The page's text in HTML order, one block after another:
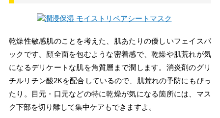
乾燥性敏感肌のことを考えた、肌あたりの優しいフェイスパ
ックです。顔全面を包むような密着感で、乾燥や肌荒れが気
になるデリケートな肌を角質層まで潤します。消炎剤のグリ
チルリチン酸2Kを配合しているので、肌荒れの予防にもぴっ
たり。目元・口元などの特に乾燥が気になる箇所には、マス
ク下部を切り離して集中ケアもできますよ。